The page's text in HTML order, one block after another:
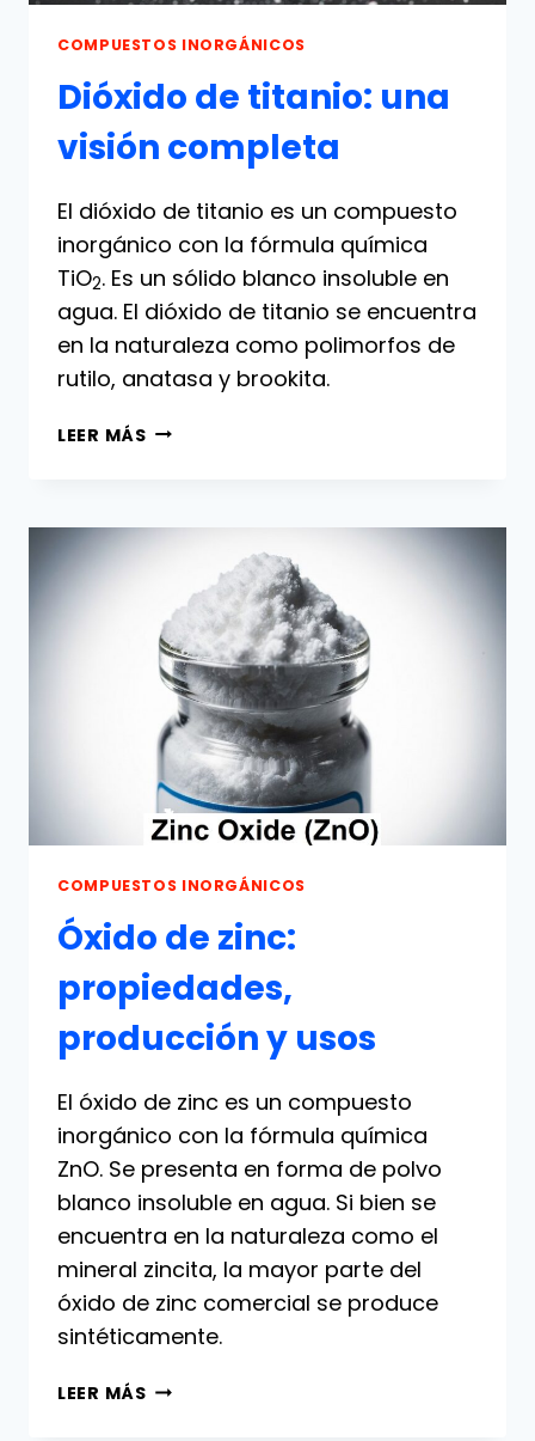
COMPUESTOS INORGÁNICOS
Dióxido de titanio: una
visión completa
El dióxido de titanio es un compuesto
inorgánico con la fórmula química
TiO2. Es un sólido blanco insoluble en
agua. El dióxido de titanio se encuentra
en la naturaleza como polimorfos de
rutilo, anatasa y brookita.
LEER MÁSDIÓXIDO
COMPLETA
COMPUESTOS INORGÁNICOS
Óxido de zinc:
propiedades,
producción y usos
El óxido de zinc es un compuesto
inorgánico con la fórmula química
ZnO. Se presenta en forma de polvo
blanco insoluble en agua. Si bien se
encuentra en la naturaleza como el
mineral zincita, la mayor parte del
óxido de zinc comercial se produce
sintéticamente.
LEER MÁSÓXIDO